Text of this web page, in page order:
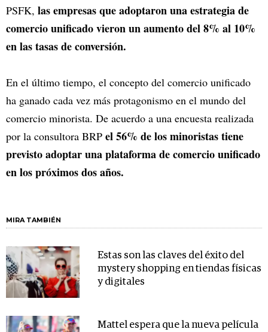
PSFK, las empresas que adoptaron una estrategia de
comercio unificado vieron un aumento del 8% al 10%
en las tasas de conversión.
En el último tiempo, el concepto del comercio unificado
ha ganado cada vez más protagonismo en el mundo del
comercio minorista. De acuerdo a una encuesta realizada
por la consultora BRP el 56% de los minoristas tiene
previsto adoptar una plataforma de comercio unificado
en los próximos dos años.
MIRA TAMBIÉN
Estas son las claves del éxito del
mystery shopping en tiendas físicas
y digitales
Mattel espera que la nueva película